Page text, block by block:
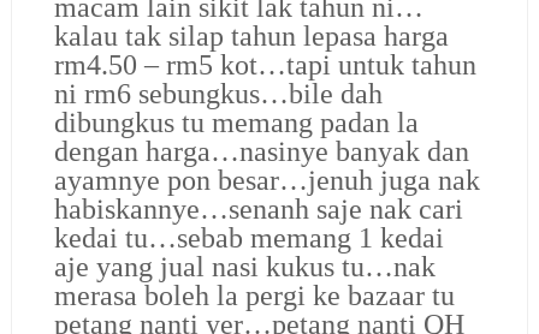
macam lain sikit lak tahun ni…
kalau tak silap tahun lepasa harga
rm4.50 – rm5 kot…tapi untuk tahun
ni rm6 sebungkus…bile dah
dibungkus tu memang padan la
dengan harga…nasinye banyak dan
ayamnye pon besar…jenuh juga nak
habiskannye…senanh saje nak cari
kedai tu…sebab memang 1 kedai
aje yang jual nasi kukus tu…nak
merasa boleh la pergi ke bazaar tu
petang nanti yer…petang nanti QH